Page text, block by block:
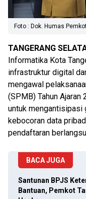
Foto : Dok. Humas
TANGERANG
Informatika Kota
infrastruktur digital
mengawal
(SPMB) Tahun
untuk mengantisipasi
kebocoran data
pendaftaran
BACA JUGA
Santunan BPJS
Bantuan, Pemkot